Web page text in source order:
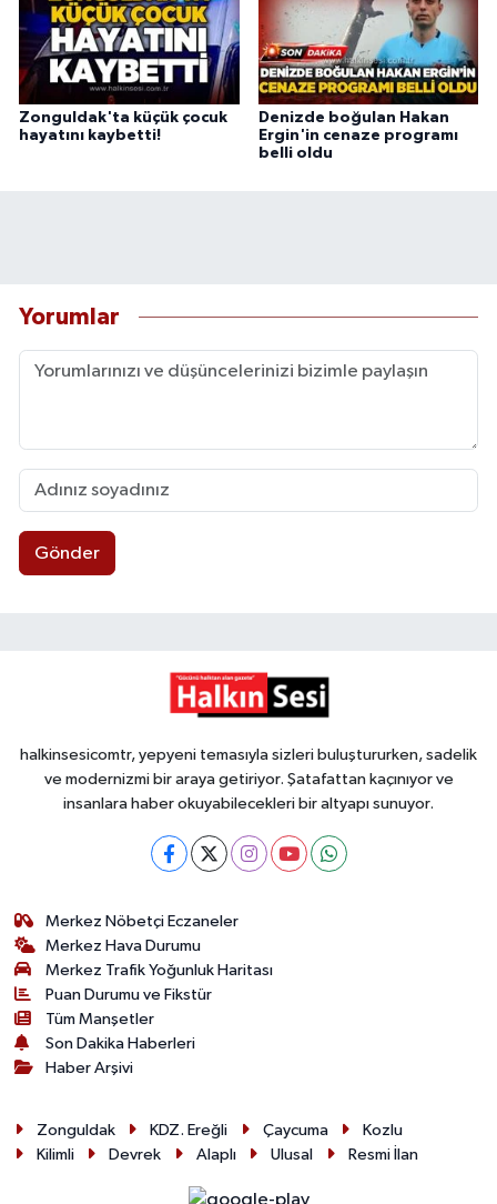
Zonguldak'ta küçük çocuk
hayatını kaybetti!
Denizde boğulan Hakan
Ergin'in cenaze programı
belli oldu
Yorumlar
Gönder
halkinsesicomtr, yepyeni temasıyla sizleri buluştururken, sadelik
ve modernizmi bir araya getiriyor. Şatafattan kaçınıyor ve
insanlara haber okuyabilecekleri bir altyapı sunuyor.
Merkez Nöbetçi Eczaneler
Merkez Hava Durumu
Merkez Trafik Yoğunluk Haritası
Puan Durumu ve Fikstür
Tüm Manşetler
Son Dakika Haberleri
Haber Arşivi
Zonguldak KDZ. Ereğli Çaycuma
Kozlu
Kilimli
Devrek Alaplı Ulusal Resmi İlan